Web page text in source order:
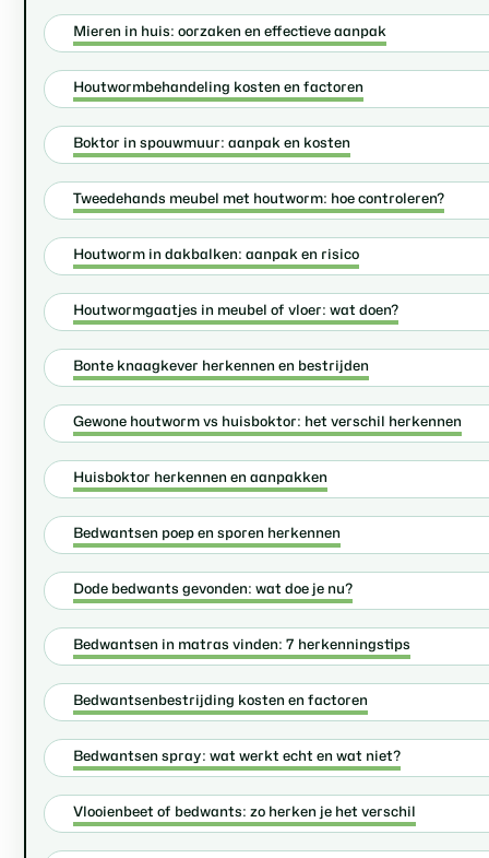
Mieren in huis: oorzaken en effectieve aanpak
Houtwormbehandeling kosten en factoren
Boktor in spouwmuur: aanpak en kosten
Tweedehands meubel met houtworm: hoe controleren?
Houtworm in dakbalken: aanpak en risico
Houtwormgaatjes in meubel of vloer: wat doen?
Bonte knaagkever herkennen en bestrijden
Gewone houtworm vs huisboktor: het verschil herkennen
Huisboktor herkennen en aanpakken
Bedwantsen poep en sporen herkennen
Dode bedwants gevonden: wat doe je nu?
Bedwantsen in matras vinden: 7 herkenningstips
Bedwantsenbestrijding kosten en factoren
Bedwantsen spray: wat werkt echt en wat niet?
Vlooienbeet of bedwants: zo herken je het verschil